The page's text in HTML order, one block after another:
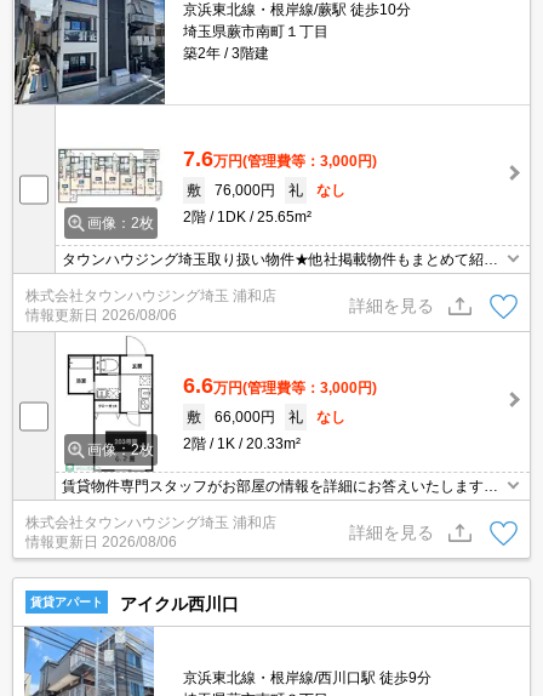
京浜東北線・根岸線/蕨駅 徒歩10分
埼玉県蕨市南町１丁目
築2年
3階建
画像：2枚
7.6万円(管理費等：3,000円)
敷
76,000円 礼
なし
2階
1DK 25.65m²
タウンハウジング埼玉取り扱い物件★他社掲載物件もまとめて紹介
できます・オンラインでの面談＆見学も対応
株式会社タウンハウジング埼玉 浦和店
情報更新日 2026/08/06
詳細を見る
画像：2枚
6.6万円(管理費等：3,000円)
敷
66,000円 礼
なし
2階
1K 20.33m²
賃貸物件専門スタッフがお部屋の情報を詳細にお答えいたします。
お問合わせはタウンハウジング浦和店まで♪
株式会社タウンハウジング埼玉 浦和店
情報更新日 2026/08/06
詳細を見る
賃貸アパート アイクル西川口
京浜東北線・根岸線/西川口駅 徒歩9分